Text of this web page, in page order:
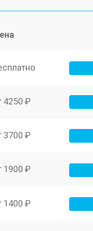
4250 ₽
3700 ₽
1900 ₽
1400 ₽